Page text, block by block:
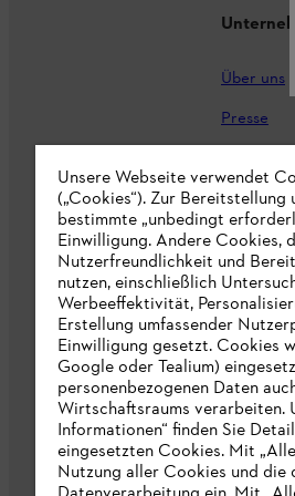
Über uns
Presse
STIHL
STIHL
Fakten zu
Unsere Webseite verwendet
(„Cookies“). Zur
bestimmte „unbedingt
Einwilligung. Andere Cookies,
Nutzerfreundlichkeit und
nutzen, einschließlich
Werbeeffektivität,
Erstellung umfassender
Einwilligung gesetzt. Cookies
Google oder Tealium)
personenbezogenen Daten
Wirtschaftsraums verarbeiten.
Informationen“ finden Sie
eingesetzten Cookies. Mit
Nutzung aller Cookies und die